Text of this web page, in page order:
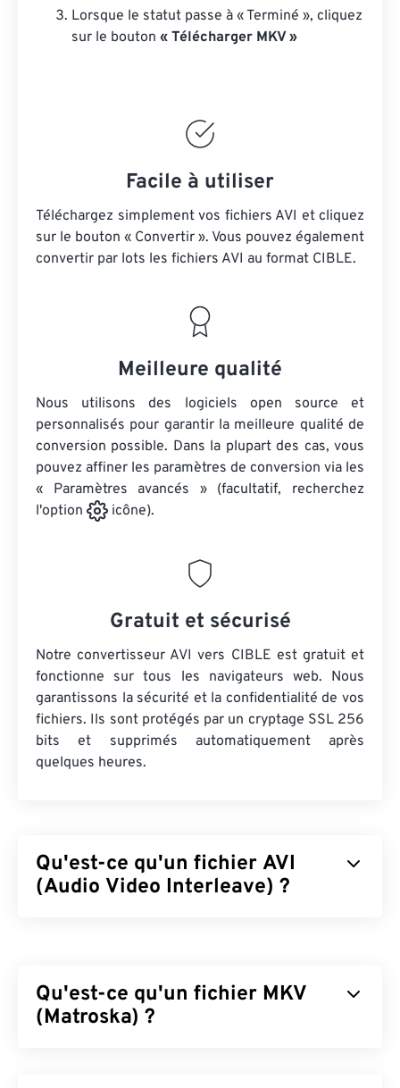
Lorsque le statut passe à « Terminé », cliquez
sur le bouton « Télécharger MKV »
Facile à utiliser
Téléchargez simplement vos fichiers AVI et cliquez
sur le bouton « Convertir ». Vous pouvez également
convertir par lots les fichiers AVI au format CIBLE.
Meilleure qualité
Nous utilisons des logiciels open source et
personnalisés pour garantir la meilleure qualité de
conversion possible. Dans la plupart des cas, vous
pouvez affiner les paramètres de conversion via les
« Paramètres avancés » (facultatif, recherchez
l'option
icône).
Gratuit et sécurisé
Notre convertisseur AVI vers CIBLE est gratuit et
fonctionne sur tous les navigateurs web. Nous
garantissons la sécurité et la confidentialité de vos
fichiers. Ils sont protégés par un cryptage SSL 256
bits et supprimés automatiquement après
quelques heures.
Qu'est-ce qu'un fichier AVI
(Audio Video Interleave) ?
File Format). Grâce à des programmes tiers, AVI
peut prendre en charge les chapitres, les légendes,
Qu'est-ce qu'un fichier MKV
(Matroska) ?